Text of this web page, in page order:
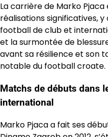
La carrière de Marko
réalisations significatives,
football de club et
et la surmontée de
avant sa résilience et son
notable du football croate.
Matchs de débuts dans
international
Marko Pjaca a fait ses